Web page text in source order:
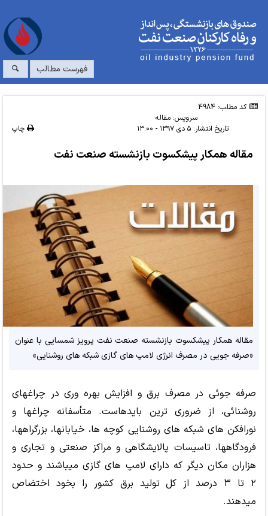
فهرست مطالب
کد مطلب: 4984
سرویس: مقاله
تاریخ انتشار:۵ دی ۱۳۹۷ - ۱۳:۰۰ چاپ
مقاله همکار پیشکسوت بازنشسته صنعت نفت
مقاله همکار پیشکسوت بازنشسته صنعت نفت پرویز شمسایی با عنوان
«صرفه جویی در مصرف انرژی لامپ های گازی شبکه های روشنایی»
صرفه جوئی در مصرف برق و افزایش بهره وری در چراغهای
روشنائی، از ضروری ترین بایدهاست. متأسفانه چراغها و
نورافکن های شبکه های روشنایی کوچه ها، خیابانها، بزرگراهها،
فرودگاهها، تاسیسات پالایشگاهی و مراکز صنعتی و تجاری و
هزاران مکان دیگر که دارای لامپ های گازی میباشند و حدود
۲ تا ۳ درصد از کل تولید برق کشور را بخود اختضاص
میدهند.